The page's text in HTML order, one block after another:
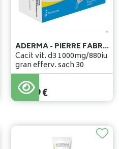
ADERMA - PIERRE FABRE BENELUX
Cacit vit. d3 1000mg/880iu
gran efferv. sach 30
18,59€